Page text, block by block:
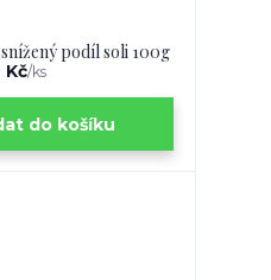
podíl soli 100g
Kč/ks
do košíku